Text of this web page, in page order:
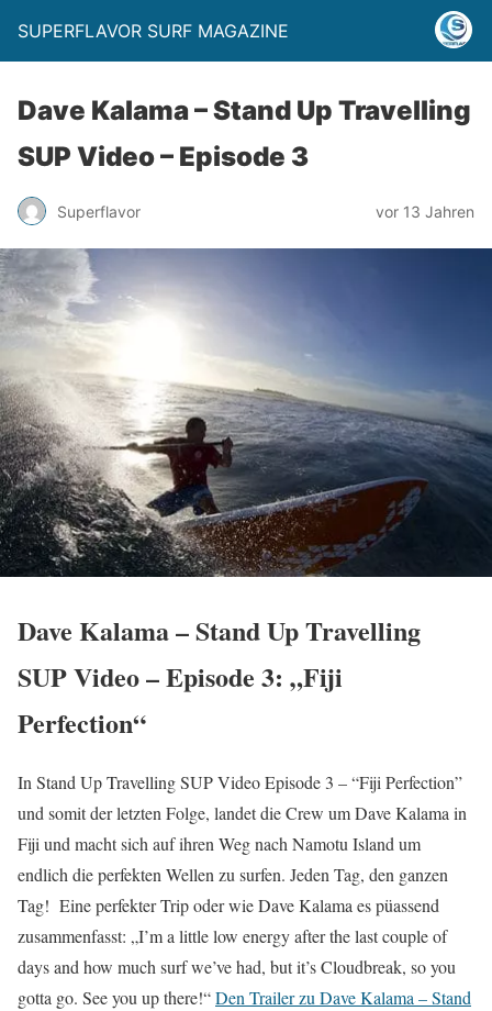
SUPERFLAVOR SURF MAGAZINE
Dave Kalama – Stand Up Travelling
SUP Video – Episode 3
Superflavor vor 13 Jahren
Dave Kalama – Stand Up Travelling
SUP Video – Episode 3: „Fiji
Perfection“
In Stand Up Travelling SUP Video Episode 3 – “Fiji Perfection”
und somit der letzten Folge, landet die Crew um Dave Kalama in
Fiji und macht sich auf ihren Weg nach Namotu Island um
endlich die perfekten Wellen zu surfen. Jeden Tag, den ganzen
Tag! Eine perfekter Trip oder wie Dave Kalama es püassend
zusammenfasst: „I’m a little low energy after the last couple of
days and how much surf we’ve had, but it’s Cloudbreak, so you
gotta go. See you up there!“Den Trailer zu Dave Kalama – Stand